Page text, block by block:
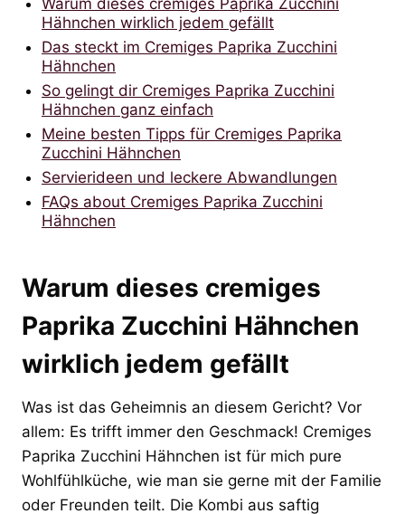
Hähnchen wirklich jedem gefällt
Das steckt im Cremiges Paprika Zucchini
Hähnchen
So gelingt dir Cremiges Paprika Zucchini
Hähnchen ganz einfach
Meine besten Tipps für Cremiges Paprika
Zucchini Hähnchen
Servierideen und leckere Abwandlungen
FAQs about Cremiges Paprika Zucchini
Hähnchen
Warum dieses cremiges
Paprika Zucchini Hähnchen
wirklich jedem gefällt
Was ist das Geheimnis an diesem Gericht? Vor
allem: Es trifft immer den Geschmack! Cremiges
Paprika Zucchini Hähnchen ist für mich pure
Wohlfühlküche, wie man sie gerne mit der Familie
oder Freunden teilt. Die Kombi aus saftig